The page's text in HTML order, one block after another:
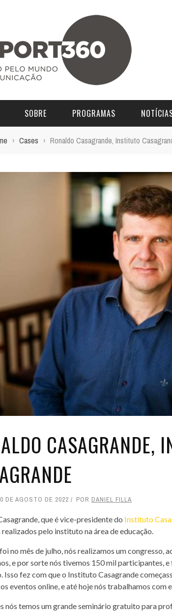
SOBRE PROGRAMAS
› Cases › Ronaldo Casagrande, Instituto
CASAGRANDE,
DE AGOSTO DE 2022 POR DANIEL FILLA
que é vice-presidente do Instituto
pelo instituto na área de educação.
no mês de julho, nós realizamos um congresso,
e por sorte nós tivemos 150 mil participantes,
Isso fez com que o Instituto Casagrande
eventos online, e até hoje nós trabalhamos com
nós temos um grande seminário gratuito para